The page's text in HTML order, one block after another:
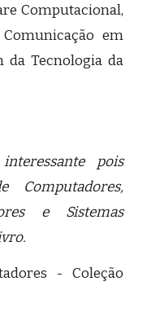
Computacional,
em
da Tecnologia da
pois
Computadores,
e Sistemas
- Coleção